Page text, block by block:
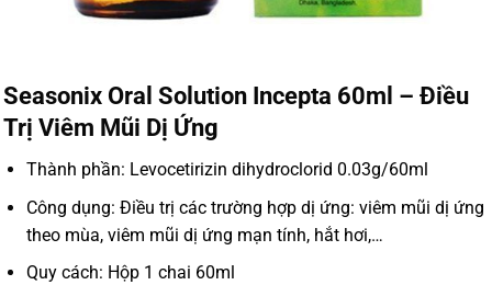
Seasonix Oral Solution Incepta 60ml – Điều
Trị Viêm Mũi Dị Ứng
Thành phần: Levocetirizin dihydroclorid 0.03g/60ml
Công dụng: Điều trị các trường hợp dị ứng: viêm mũi dị ứng
theo mùa, viêm mũi dị ứng mạn tính, hắt hơi,…
Quy cách: Hộp 1 chai 60ml